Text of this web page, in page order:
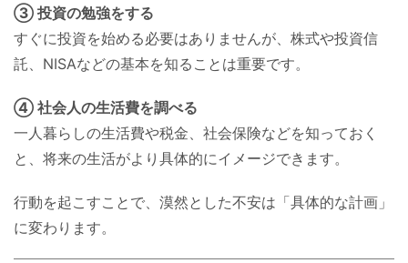
③ 投資の勉強をする
すぐに投資を始める必要はありませんが、株式や投資信
託、NISAなどの基本を知ることは重要です。
④ 社会人の生活費を調べる
一人暮らしの生活費や税金、社会保険などを知っておく
と、将来の生活がより具体的にイメージできます。
行動を起こすことで、漠然とした不安は「具体的な計画」
に変わります。